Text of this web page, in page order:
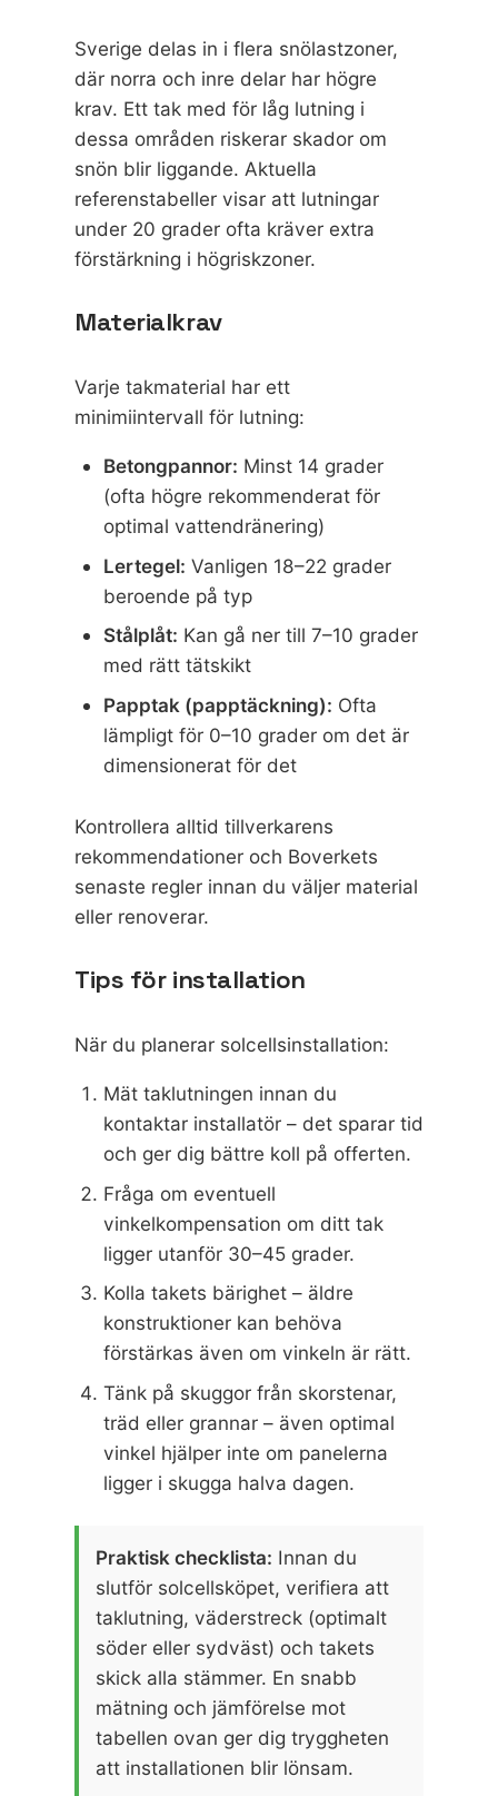
Sverige delas in i flera snölastzoner,
där norra och inre delar har högre
krav. Ett tak med för låg lutning i
dessa områden riskerar skador om
snön blir liggande.Aktuella
referenstabeller visar att lutningar
under 20 grader ofta kräver extra
förstärkning i högriskzoner.
Materialkrav
Varje takmaterial har ett
minimiintervall för lutning:
Betongpannor: Minst 14 grader
(ofta högre rekommenderat för
optimal vattendränering)
Lertegel: Vanligen 18–22 grader
beroende på typ
Stålplåt: Kan gå ner till 7–10 grader
med rätt tätskikt
Papptak (papptäckning): Ofta
lämpligt för 0–10 grader om det är
dimensionerat för det
Kontrollera alltid tillverkarens
rekommendationer och Boverkets
senaste regler innan du väljer material
eller renoverar.
Tips för installation
När du planerar solcellsinstallation:
Mät taklutningen innan du
kontaktar installatör – det sparar tid
och ger dig bättre koll på offerten.
Fråga om eventuell
vinkelkompensation om ditt tak
ligger utanför 30–45 grader.
Kolla takets bärighet – äldre
konstruktioner kan behöva
förstärkas även om vinkeln är rätt.
Tänk på skuggor från skorstenar,
träd eller grannar – även optimal
vinkel hjälper inte om panelerna
ligger i skugga halva dagen.
Praktisk checklista: Innan du
slutför solcellsköpet, verifiera att
taklutning, väderstreck (optimalt
söder eller sydväst) och takets
skick alla stämmer. En snabb
mätning och jämförelse mot
tabellen ovan ger dig tryggheten
att installationen blir lönsam.